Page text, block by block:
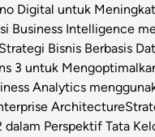
Digital untuk
Business Intelligence
Bisnis Berbasis
3 untuk
Analytics
Architecture
Perspektif Tata